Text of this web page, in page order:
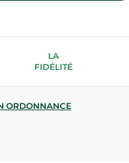
LA
FIDÉLITÉ
ORDONNANCE